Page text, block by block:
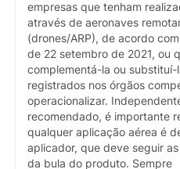
empresas que tenham
através de aeronaves
(drones/ARP), de acordo
de 22 setembro de 2021, ou
complementá-la ou
registrados nos órgãos
operacionalizar.
recomendado, é importante
qualquer aplicação aérea é
aplicador, que deve seguir
da bula do produto. Sempre